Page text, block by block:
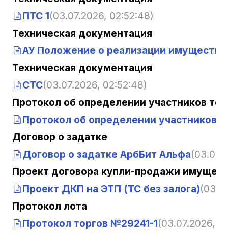
ПТС 1(03.07.2026, 02:52:48)
Техническая документация
АУ Положение о реализации
Техническая документация
СТС(03.07.2026, 02:52:48)
Протокол об определении участников
Протокол об определении участников
Договор о задатке
Договор о задатке АрбБит Альфа
Проект договора купли-продажи
Проект ДКП на ЭТП (ТС без залога)
Протокол лота
Протокол торгов №29241-1(03.07.2026,